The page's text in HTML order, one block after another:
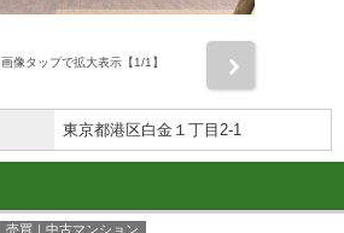
画像タップで拡大表示【1/1】
東京都港区白金１丁目2-1
売買｜中古マンション